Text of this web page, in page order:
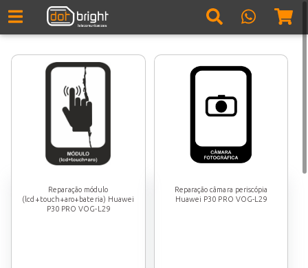
Reparação módulo
(lcd+touch+aro+bateria) Huawei
P30 PRO VOG-L29
Reparação câmara periscópia
Huawei P30 PRO VOG-L29